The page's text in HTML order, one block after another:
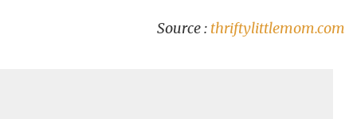
Source : thriftylittlemom.com